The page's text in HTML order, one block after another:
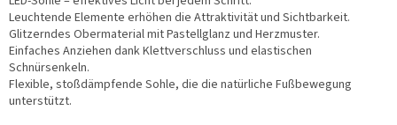
Leuchtende Elemente erhöhen die Attraktivität und Sichtbarkeit.
Glitzerndes Obermaterial mit Pastellglanz und Herzmuster.
Einfaches Anziehen dank Klettverschluss und elastischen
Schnürsenkeln.
Flexible, stoßdämpfende Sohle, die die natürliche Fußbewegung
unterstützt.